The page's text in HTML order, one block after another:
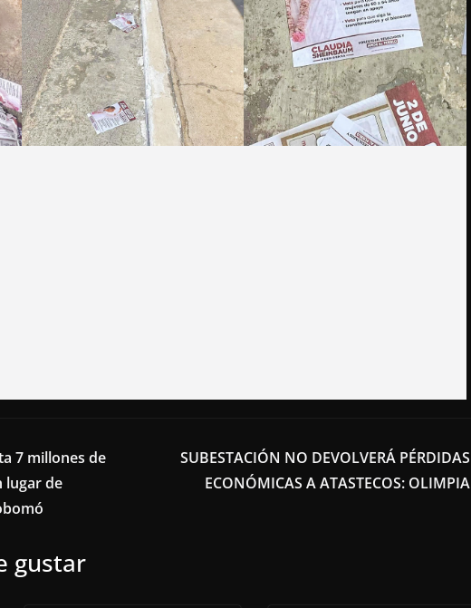
7 millones de
lugar de
SUBESTACIÓN NO DEVOLVERÁ PÉRDIDAS
ECONÓMICAS A ATASTECOS: OLIMPIA
gustar